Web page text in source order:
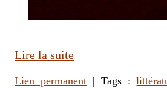
Lire la suite
Lien permanent| Tags :